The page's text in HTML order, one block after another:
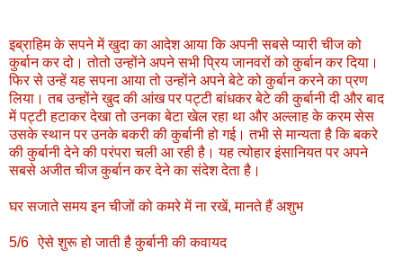
इब्राहिम के सपने में खुदा का आदेश आया कि अपनी सबसे प्‍यारी चीज को
कुर्बान कर दो। तोतो उन्‍होंने अपने सभी प्रिय जानवरों को कुर्बान कर दिया।
फिर से उन्‍हें य‍ह सपना आया तो उन्‍होंने अपने बेटे को कुर्बान करने का प्रण
लिया। तब उन्‍होंने खुद की आंख पर पट्टी बांधकर बेटे की कुर्बानी दी और बाद
में पट्टी हटाकर देखा तो उनका बेटा खेल रहा था और अल्‍लाह के करम सेस
उसके स्‍थान पर उनके बकरी की कुर्बानी हो गई। तभी से मान्‍यता है कि बकरे
की कुर्बानी देने की परंपरा चली आ रही है। यह त्‍योहार इंसानियत पर अपने
सबसे अजीत चीज कुर्बान कर देने का संदेश देता है।
घर सजाते समय इन चीजों को कमरे में ना रखें, मानते हैं अशुभ
5/6 ऐसे शुरू हो जाती है कुर्बानी की कवायद